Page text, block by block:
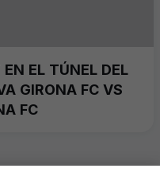
EN EL TÚNEL DEL
GIRONA FC VS
FC